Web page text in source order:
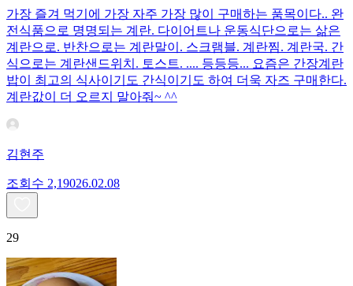
가장 즐겨 먹기에 가장 자주 가장 많이 구매하는 품목이다.. 완
전식품으로 명명되는 계란. 다이어트나 운동식단으로는 삶은
계란으로. 반찬으로는 계란말이. 스크램블. 계란찜. 계란국. 간
식으로는 계란샌드위치. 토스트. .... 등등등... 요즘은 간장계란
밥이 최고의 식사이기도 간식이기도 하여 더욱 자즈 구매한다.
계란값이 더 오르지 말아줘~ ^^
김현주
조회수 2,19026.02.08
29